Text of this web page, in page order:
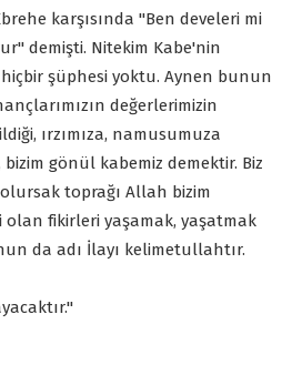
karşısında "Ben develeri mi
demişti. Nitekim Kabe'nin
şüphesi yoktu. Aynen bunun
değerlerimizin
ırzımıza, namusumuza
gönül kabemiz demektir. Biz
toprağı Allah bizim
olan fikirleri yaşamak, yaşatmak
da adı İlayı kelimetullahtır.